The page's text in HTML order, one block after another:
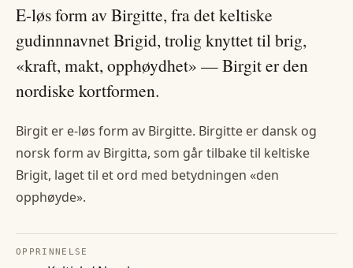
E-løs form av Birgitte, fra det keltiske
gudinnnavnet Brigid, trolig knyttet til brig,
«kraft, makt, opphøydhet» — Birgit er den
nordiske kortformen.
Birgit er e-løs form av Birgitte. Birgitte er dansk og
norsk form av Birgitta, som går tilbake til keltiske
Brigit, laget til et ord med betydningen «den
opphøyde».
OPPRINNELSE